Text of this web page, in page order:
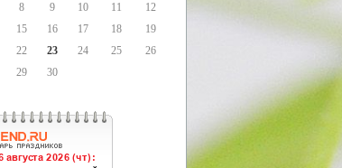
8 9 10 11
12
15 16 17 18
19
22 23 24 25
26
29 30